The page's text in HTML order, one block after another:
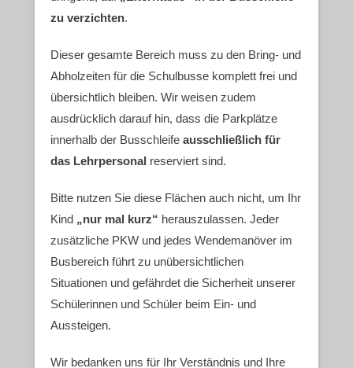
zu verzichten.
Dieser gesamte Bereich muss zu den Bring- und
Abholzeiten für die Schulbusse komplett frei und
übersichtlich bleiben. Wir weisen zudem
ausdrücklich darauf hin, dass die Parkplätze
innerhalb der Busschleife ausschließlich für
das Lehrpersonal reserviert sind.
Bitte nutzen Sie diese Flächen auch nicht, um Ihr
Kind „nur mal kurz“ herauszulassen. Jeder
zusätzliche PKW und jedes Wendemanöver im
Busbereich führt zu unübersichtlichen
Situationen und gefährdet die Sicherheit unserer
Schülerinnen und Schüler beim Ein- und
Aussteigen.
Wir bedanken uns für Ihr Verständnis und Ihre